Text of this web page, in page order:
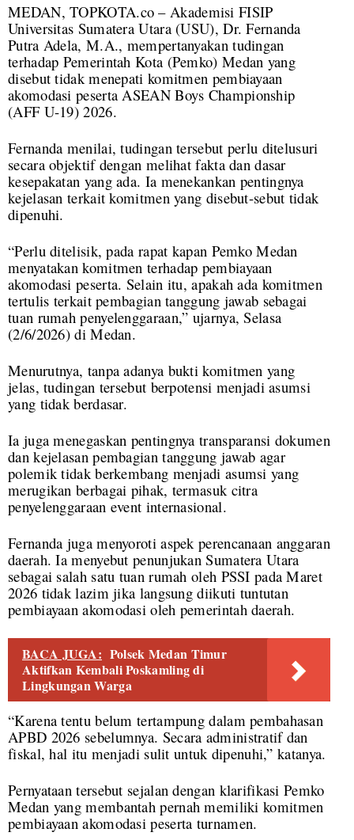
MEDAN, TOPKOTA.co – Akademisi FISIP
Universitas Sumatera Utara (USU), Dr. Fernanda
Putra Adela, M.A., mempertanyakan tudingan
terhadap Pemerintah Kota (Pemko) Medan yang
disebut tidak menepati komitmen pembiayaan
akomodasi peserta ASEAN Boys Championship
(AFF U-19) 2026.
Fernanda menilai, tudingan tersebut perlu ditelusuri
secara objektif dengan melihat fakta dan dasar
kesepakatan yang ada. Ia menekankan pentingnya
kejelasan terkait komitmen yang disebut-sebut tidak
dipenuhi.
“Perlu ditelisik, pada rapat kapan Pemko Medan
menyatakan komitmen terhadap pembiayaan
akomodasi peserta. Selain itu, apakah ada komitmen
tertulis terkait pembagian tanggung jawab sebagai
tuan rumah penyelenggaraan,” ujarnya, Selasa
(2/6/2026) di Medan.
Menurutnya, tanpa adanya bukti komitmen yang
jelas, tudingan tersebut berpotensi menjadi asumsi
yang tidak berdasar.
Ia juga menegaskan pentingnya transparansi dokumen
dan kejelasan pembagian tanggung jawab agar
polemik tidak berkembang menjadi asumsi yang
merugikan berbagai pihak, termasuk citra
penyelenggaraan event internasional.
Fernanda juga menyoroti aspek perencanaan anggaran
daerah. Ia menyebut penunjukan Sumatera Utara
sebagai salah satu tuan rumah oleh PSSI pada Maret
2026 tidak lazim jika langsung diikuti tuntutan
pembiayaan akomodasi oleh pemerintah daerah.
BACA JUGA: Polsek Medan Timur
Aktifkan Kembali Poskamling di
Lingkungan Warga
“Karena tentu belum tertampung dalam pembahasan
APBD 2026 sebelumnya. Secara administratif dan
fiskal, hal itu menjadi sulit untuk dipenuhi,” katanya.
Pernyataan tersebut sejalan dengan klarifikasi Pemko
Medan yang membantah pernah memiliki komitmen
pembiayaan akomodasi peserta turnamen.